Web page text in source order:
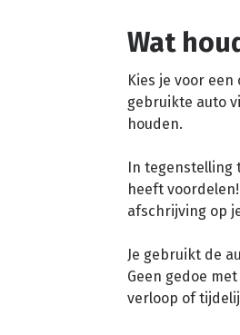
Wat
Kies je voor
gebruikte auto
houden.
In tegenstelling
heeft
afschrijving op
Je gebruikt de
Geen gedoe
verloop of